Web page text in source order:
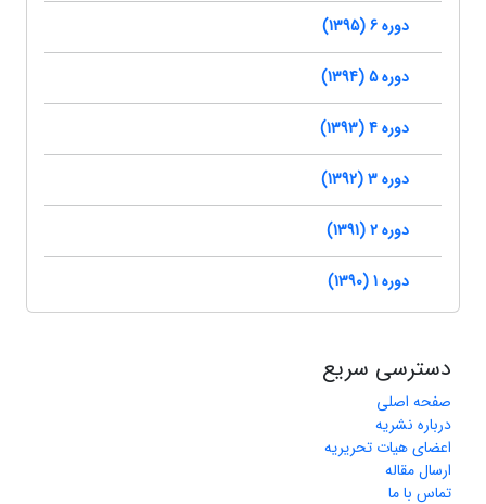
دوره 6 (1395)
دوره 5 (1394)
دوره 4 (1393)
دوره 3 (1392)
دوره 2 (1391)
دوره 1 (1390)
دسترسی سریع
صفحه اصلی
درباره نشریه
اعضای هیات تحریریه
ارسال مقاله
تماس با ما